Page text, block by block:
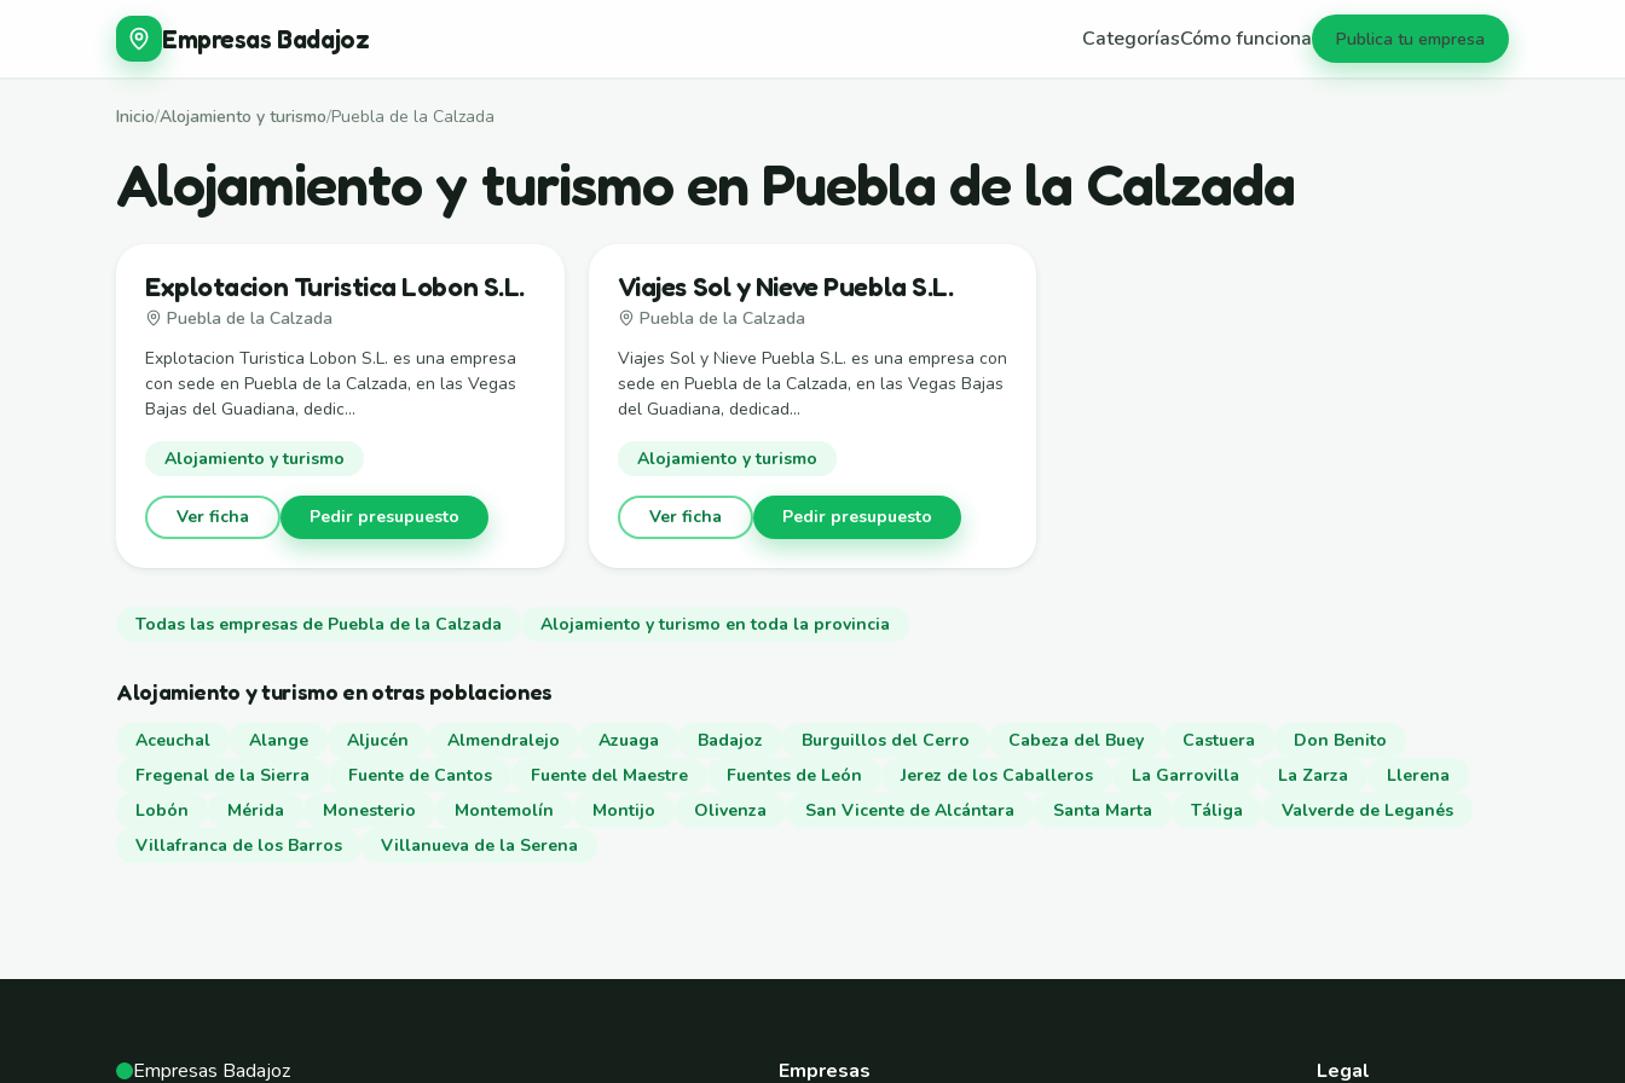
Empresas Badajoz CategoríasCómo funciona Publica tu empresa
Inicio/Alojamiento y turismo/Puebla de la Calzada
Alojamiento y turismo en Puebla de la Calzada
Explotacion Turistica Lobon S.L.
Puebla de la Calzada
Explotacion Turistica Lobon S.L. es una empresa
con sede en Puebla de la Calzada, en las Vegas
Bajas del Guadiana, dedic...
Alojamiento y turismo
Ver ficha Pedir presupuesto
Viajes Sol y Nieve Puebla S.L.
Puebla de la Calzada
Viajes Sol y Nieve Puebla S.L. es una empresa con
sede en Puebla de la Calzada, en las Vegas Bajas
del Guadiana, dedicad...
Alojamiento y turismo
Ver ficha Pedir presupuesto
Todas las empresas de Puebla de la Calzada Alojamiento y turismo en toda la provincia
Alojamiento y turismo en otras poblaciones
Aceuchal Alange Aljucén Almendralejo Azuaga Badajoz Burguillos del Cerro Cabeza del Buey Castuera
Don Benito
Fregenal de la Sierra
Fuente de Cantos Fuente del Maestre Fuentes de León Jerez de los Caballeros La Garrovilla La Zarza
Llerena
Lobón
Mérida Monesterio Montemolín Montijo Olivenza San Vicente de Alcántara Santa Marta Táliga
Valverde de Leganés
Villafranca de los Barros
Villanueva de la Serena
Empresas Badajoz Empresas Legal